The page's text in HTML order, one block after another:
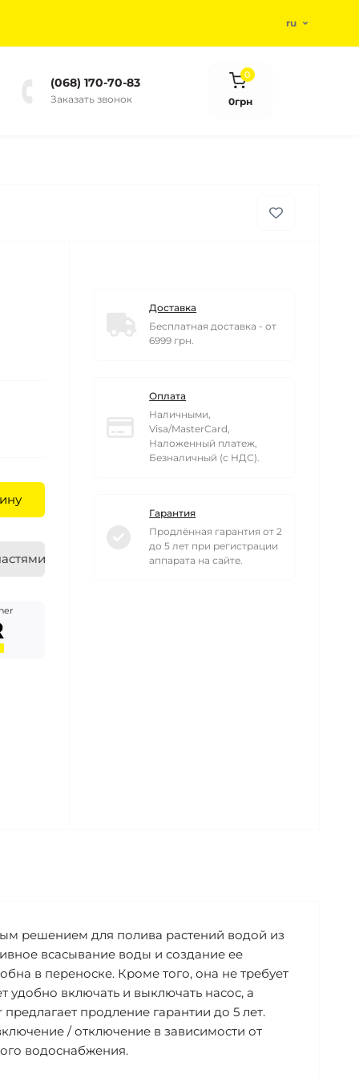
ru
(068) 170-70-83
Заказать звонок
0
0грн
Доставка
Бесплатная доставка - от
6999 грн.
Оплата
Наличными,
Visa/MasterCard,
Наложенный платеж,
Безналичный (с НДС).
Гарантия
Продлённая гарантия от 2
до 5 лет при регистрации
аппарата на сайте.
решением для полива растений водой из
всасывание воды и создание ее
в переноске. Кроме того, она не требует
включать и выключать насос, а
продление гарантии до 5 лет.
/ отключение в зависимости от
водоснабжения.